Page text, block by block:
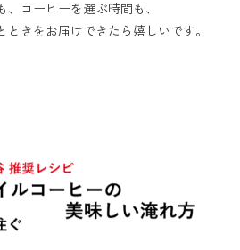
コーヒーを選ぶ時間も、
きをお届けできたら嬉しいです。